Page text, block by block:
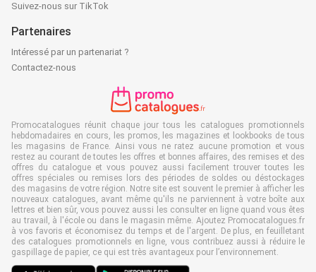
Suivez-nous sur TikTok
Partenaires
Intéressé par un partenariat ?
Contactez-nous
Promocatalogues réunit chaque jour tous les catalogues promotionnels
hebdomadaires en cours, les promos, les magazines et lookbooks de tous
les magasins de France. Ainsi vous ne ratez aucune promotion et vous
restez au courant de toutes les offres et bonnes affaires, des remises et des
offres du catalogue et vous pouvez aussi facilement trouver toutes les
offres spéciales ou remises lors des périodes de soldes ou déstockages
des magasins de votre région. Notre site est souvent le premier à afficher les
nouveaux catalogues, avant même qu'ils ne parviennent à votre boîte aux
lettres et bien sûr, vous pouvez aussi les consulter en ligne quand vous êtes
au travail, à l'école ou dans le magasin même. Ajoutez Promocatalogues.fr
à vos favoris et économisez du temps et de l'argent. De plus, en feuilletant
des catalogues promotionnels en ligne, vous contribuez aussi à réduire le
gaspillage de papier, ce qui est très avantageux pour l’environnement.